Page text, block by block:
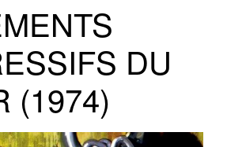
DU
(1974)